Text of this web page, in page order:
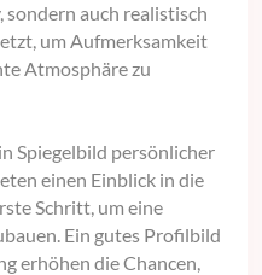
auch realistisch
um Aufmerksamkeit
Atmosphäre zu
Spiegelbild persönlicher
einen Einblick in die
Schritt, um eine
Ein gutes Profilbild
erhöhen die Chancen,